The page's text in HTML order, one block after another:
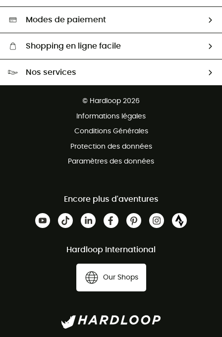
Aide & Contact
Sélection éco-responsable
Modes de paiement
Shopping en ligne facile
Nos services
© Hardloop 2026
Informations légales
Conditions Générales
Protection des données
Paramètres des données
Encore plus d'aventures
Hardloop International
Our Shops